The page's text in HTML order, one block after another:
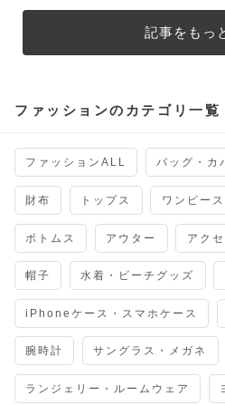
記事をもっ
ファッションのカテゴリ一覧
ファッションALL バッグ・カ
財布 トップス ワンピー
ボトムス アウター アク
帽子 水着・ビーチグッズ
iPhoneケース・スマホケース
腕時計 サングラス・メガネ
ランジェリー・ルームウェア